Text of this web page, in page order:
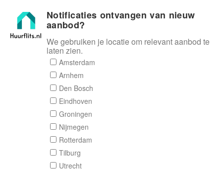
Huurflits
Notificaties ontvangen van nieuw
aanbod?
We gebruiken je locatie om relevant aanbod te
laten zien.
Amsterdam
Arnhem
Den Bosch
Eindhoven
Groningen
Nijmegen
Rotterdam
Tilburg
Utrecht